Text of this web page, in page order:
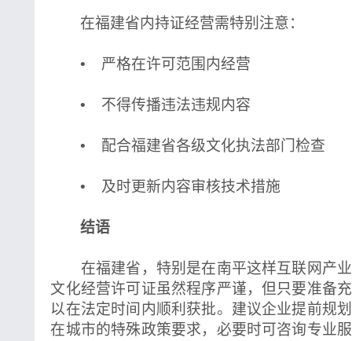
在福建省内持证经营需特别注意：
• 严格在许可范围内经营
• 不得传播违法违规内容
• 配合福建省各级文化执法部门检查
• 及时更新内容审核技术措施
结语
在福建省，特别是在南平这样互联网产业
文化经营许可证虽然程序严谨，但只要准备
以在法定时间内顺利获批。建议企业提前规
在城市的特殊政策要求，必要时可咨询专业